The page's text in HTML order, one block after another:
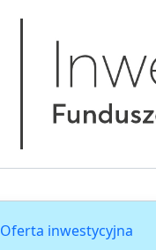
Oferta inwestycyjna